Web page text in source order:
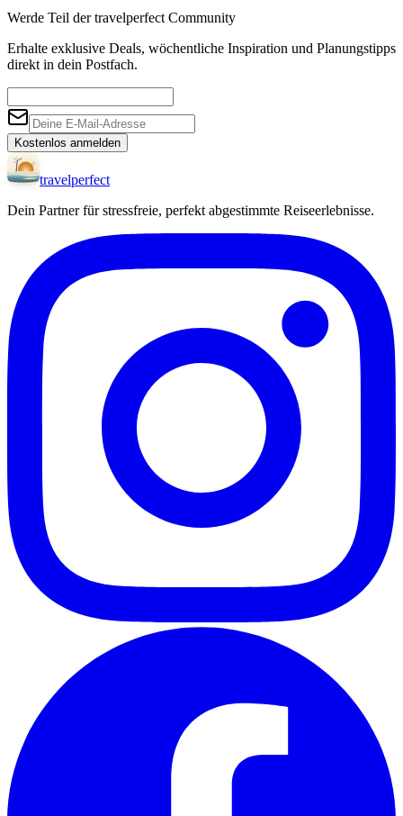
Werde Teil der travelperfect Community
Erhalte exklusive Deals, wöchentliche Inspiration und Planungstipps
direkt in dein Postfach.
Kostenlos anmelden
travelperfect
Dein Partner für stressfreie, perfekt abgestimmte Reiseerlebnisse.